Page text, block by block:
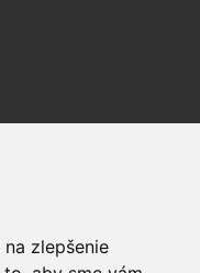
zlepšenie